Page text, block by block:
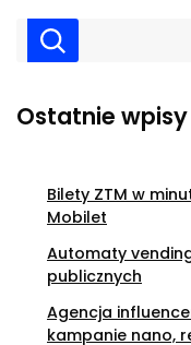
Ostatnie wpisy
Bilety ZTM w
Mobilet
Automaty
publicznych
Agencja
kampanie nano,